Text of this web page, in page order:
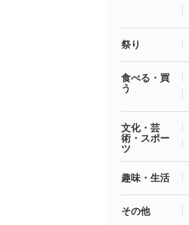
祭り
食べる・買
う
文化・芸
術・スポー
ツ
趣味・生活
その他